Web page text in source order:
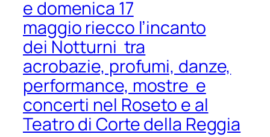
e domenica 17
maggio riecco l’incanto
dei Notturni tra
acrobazie, profumi, danze,
performance, mostre e
concerti nel Roseto e al
Teatro di Corte della Reggia